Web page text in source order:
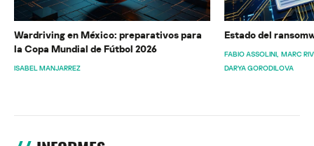
Wardriving en México: preparativos para
la Copa Mundial de Fútbol 2026
ISABEL MANJARREZ
Estado del
FABIO ASSOLINI MARC
DARYA GORODILOVA